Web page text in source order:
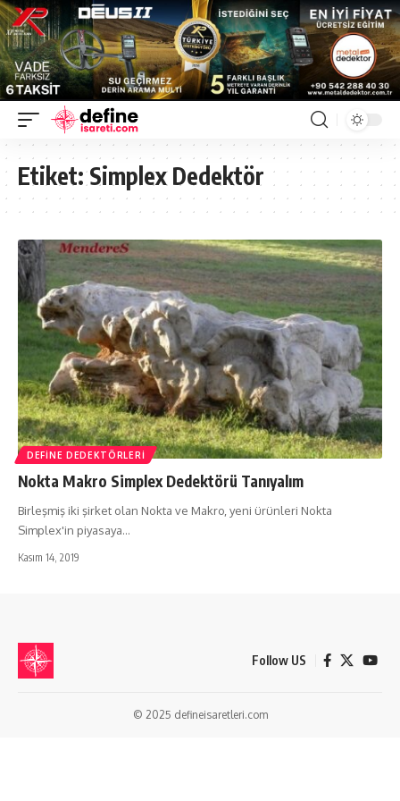
Etiket:Simplex Dedektör
DEFINE DEDEKTÖRLERI
Nokta Makro Simplex Dedektörü Tanıyalım
Birleşmiş iki şirket olan Nokta ve Makro, yeni ürünleri Nokta
Simplex'in piyasaya…
Kasım 14, 2019
Follow US
© 2025 defineisaretleri.com